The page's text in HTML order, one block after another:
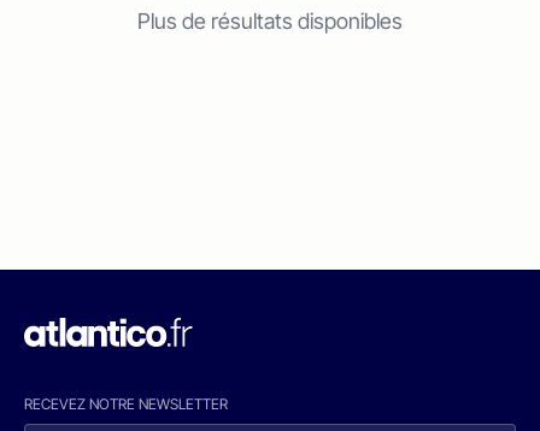
Plus de résultats disponibles
RECEVEZ NOTRE NEWSLETTER